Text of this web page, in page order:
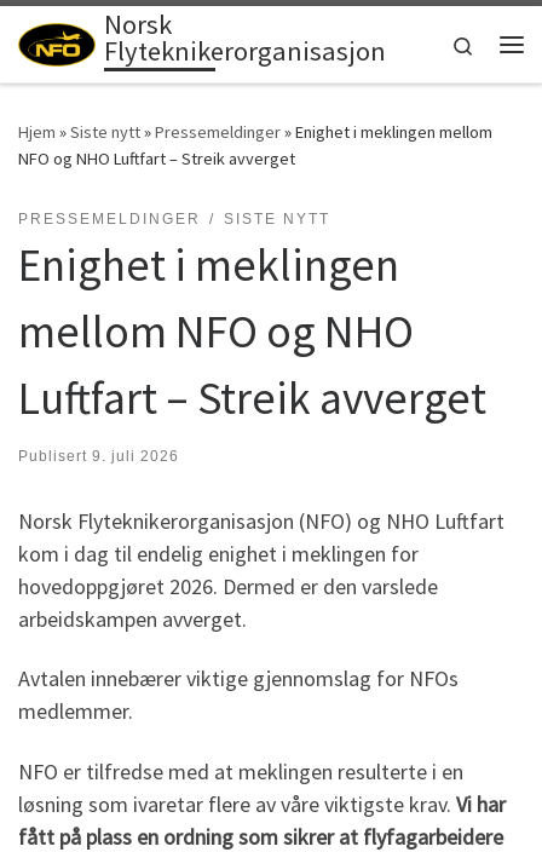
Skip to content
Norsk
Flyteknikerorganisasjon
Search
Hjem »Siste nytt»Pressemeldinger»Enighet i meklingen mellom
NFO og NHO Luftfart – Streik avverget
PRESSEMELDINGER SISTE NYTT
Enighet i meklingen
mellom NFO og NHO
Luftfart – Streik avverget
Publisert 9. juli 2026
Norsk Flyteknikerorganisasjon (NFO) og NHO Luftfart
kom i dag til endelig enighet i meklingen for
hovedoppgjøret 2026. Dermed er den varslede
arbeidskampen avverget.
Avtalen innebærer viktige gjennomslag for NFOs
medlemmer.
NFO er tilfredse med at meklingen resulterte i en
løsning som ivaretar flere av våre viktigste krav. Vi har
fått på plass en ordning som sikrer at flyfagarbeidere